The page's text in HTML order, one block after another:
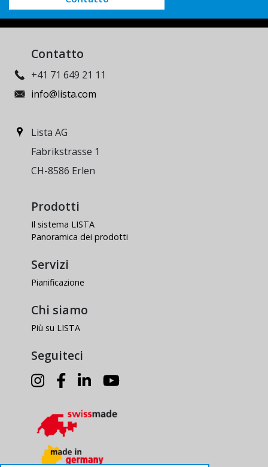
Contatto
+41 71 649 21 11
info@lista.com
Lista AG
Fabrikstrasse 1
CH-8586 Erlen
Prodotti
Il sistema LISTA
Panoramica dei prodotti
Servizi
Pianificazione
Chi siamo
Più su LISTA
Seguiteci